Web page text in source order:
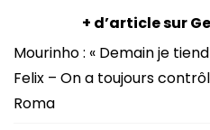
+ d’article sur
Mourinho : « Demain je
Felix – On a toujours
Roma